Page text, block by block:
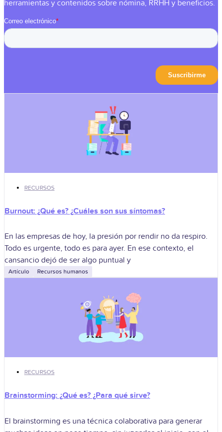
herramientas y contenidos sobre nómina, RRHH y beneficios.
RECURSOS
Burnout: ¿Qué es? ¿Cuáles son sus síntomas?
En las empresas de hoy, la presión por rendir no da respiro.
Todo es urgente, todo es para ayer. En ese contexto, el
cansancio dejó de ser algo puntual y
Artículo Recursos humanos
RECURSOS
Brainstorming: ¿Qué es? ¿Para qué sirve?
El brainstorming es una técnica colaborativa para generar